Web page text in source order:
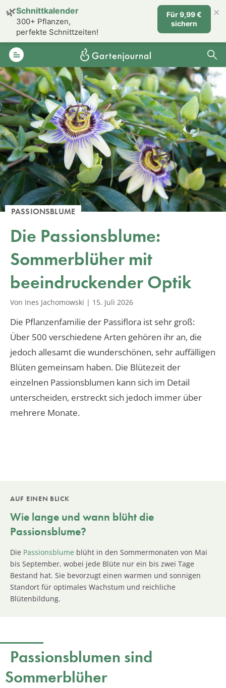
PASSIONSBLUME
Die Passionsblume:
Sommerblüher mit
beeindruckender Optik
Von Ines Jachomowski | 15. Juli 2026
Die Pflanzenfamilie der Passiflora ist sehr groß:
Über 500 verschiedene Arten gehören ihr an, die
jedoch allesamt die wunderschönen, sehr auffälligen
Blüten gemeinsam haben. Die Blütezeit der
einzelnen Passionsblumen kann sich im Detail
unterscheiden, erstreckt sich jedoch immer über
mehrere Monate.
AUF EINEN BLICK
Wie lange und wann blüht die
Passionsblume?
Die Passionsblume blüht in den Sommermonaten von Mai
bis September, wobei jede Blüte nur ein bis zwei Tage
Bestand hat. Sie bevorzugt einen warmen und sonnigen
Standort für optimales Wachstum und reichliche
Blütenbildung.
Passionsblumen sind
Sommerblüher
🌿Schnittkalender
300+ Pflanzen,
perfekte Schnittzeiten!
Für 9,99 €
sichern
×